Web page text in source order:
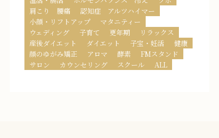
肩こり 腰痛
認知症 アルツハイマー
小顔・リフトアップ
マタニティー
ウェディング
子育て 更年期
リラックス
産後ダイエット
ダイエット 子宝・妊活
健康
顔のゆがみ矯正
アロマ 酵素
FMスタンド
サロン
カウンセリング スクール ALL